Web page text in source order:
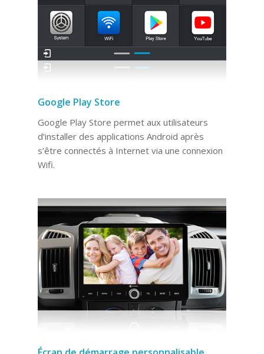
Google Play Store
Google Play Store permet aux utilisateurs
d’installer des applications Android après
s’être connectés à Internet via une connexion
Wifi.